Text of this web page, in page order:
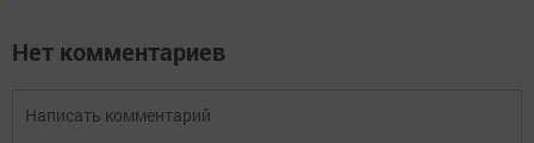
Нет комментариев